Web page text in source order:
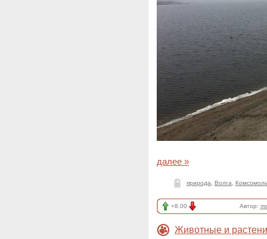
далее »
природа Волга
+8.00 Автор:
Животные и